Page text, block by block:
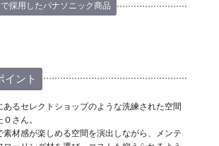
採用したパナソニック商品
イント
あるセレクトショップのような洗練された空間
さん。
素材感が楽しめる空間を演出しながら、メンテ